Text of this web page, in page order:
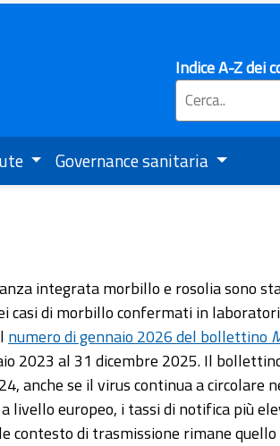
Indice A-Z dei
Governance sanitaria
integrata morbillo e rosolia sono
casi di morbillo confermati in
numero di gennaio 2026 del bollettino
2023 al 31 dicembre 2025. Il
anche se il virus continua a circolare
livello europeo, i tassi di notifica più
contesto di trasmissione rimane